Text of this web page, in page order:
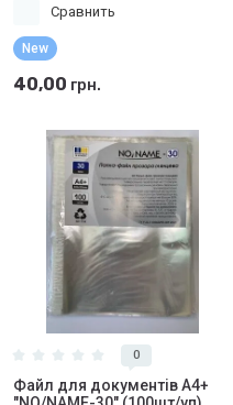
Сравнить
New
40,00 грн.
0
Файл для документів А4+